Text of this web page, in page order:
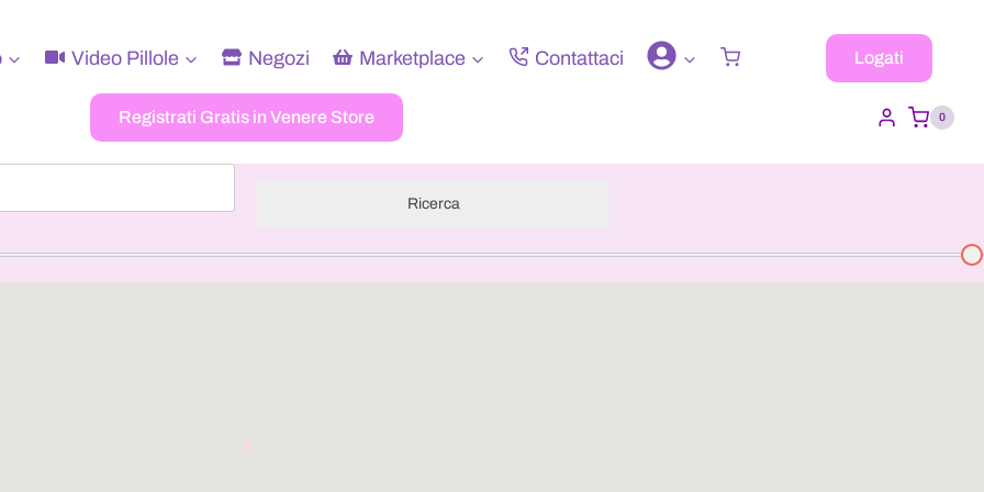
Video Pillole Negozi Marketplace Contattaci Logati
Registrati Gratis in Venere Store 0
Ricerca
2
2